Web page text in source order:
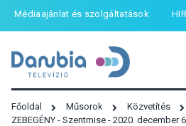
Médiaajánlat és szolgáltatások
Főoldal Műsorok
Közvetítés
ZEBEGÉNY - Szentmise - 2020. december